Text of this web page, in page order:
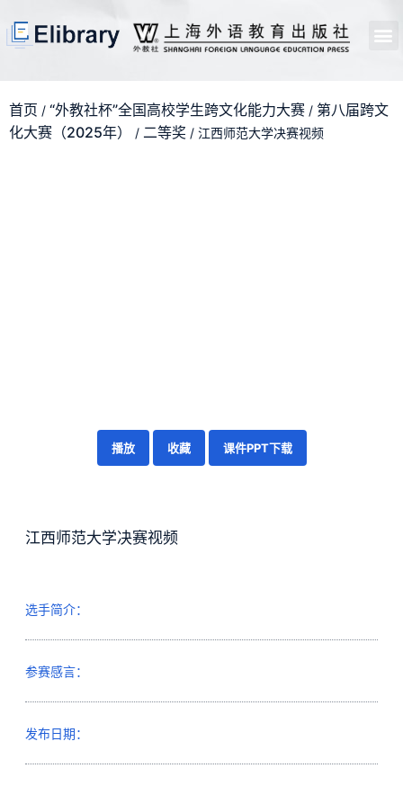
首页 / “外教社杯”全国高校学生跨文化能力大赛 / 第八届跨文
化大赛（2025年）
/ 二等奖 / 江西师范大学决赛视频
播放 收藏 课件PPT下载
江西师范大学决赛视频
选手简介：
参赛感言：
发布日期：